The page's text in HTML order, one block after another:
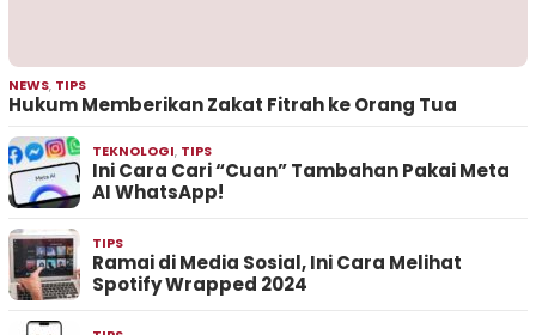
NEWS, TIPS
Hukum Memberikan Zakat Fitrah ke Orang Tua
TEKNOLOGI, TIPS
Ini Cara Cari “Cuan” Tambahan Pakai Meta
AI WhatsApp!
TIPS
Ramai di Media Sosial, Ini Cara Melihat
Spotify Wrapped 2024